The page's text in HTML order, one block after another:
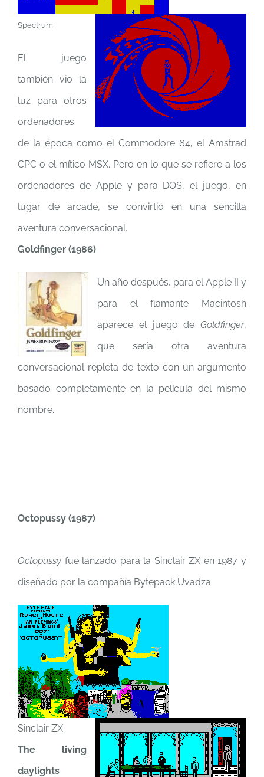
Spectrum
El juego
también vio la
luz para otros
ordenadores
de la época como el Commodore 64, el Amstrad
CPC o el mítico MSX. Pero en lo que se refiere a los
ordenadores de Apple y para DOS, el juego, en
lugar de arcade, se convirtió en una sencilla
aventura conversacional.
Goldfinger (1986)
Un año después, para el Apple II y
para el flamante Macintosh
aparece el juego de Goldfinger,
que sería otra aventura
conversacional repleta de texto con un argumento
basado completamente en la película del mismo
nombre.
Octopussy (1987)
Octopussy fue lanzado para la Sinclair ZX en 1987 y
diseñado por la compañía Bytepack Uvadza.
Sinclair ZX
The living
daylights